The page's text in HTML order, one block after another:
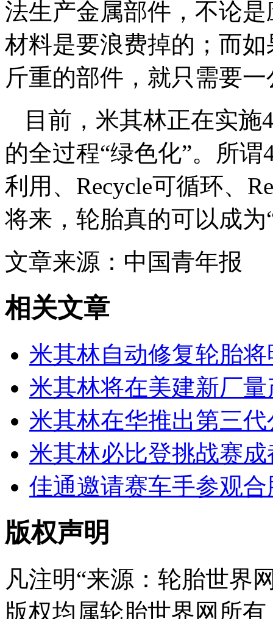
法生产金属部件，不论
材料是要浪费掉的；而
斤重的部件，就只需要
目前，米其林正在实
的全过程“绿色化”。所谓
利用、Recycle可循环、
将来，轮胎真的可以成为
文章来源：中国青年报
相关文章
米其林自动修复轮胎
米其林将在美建新厂
米其林在华推出第三
米其林必比登挑战赛
佳通邀请赛车手参观
版权声明
凡注明“来源：轮胎世界
版权均属轮胎世界网所